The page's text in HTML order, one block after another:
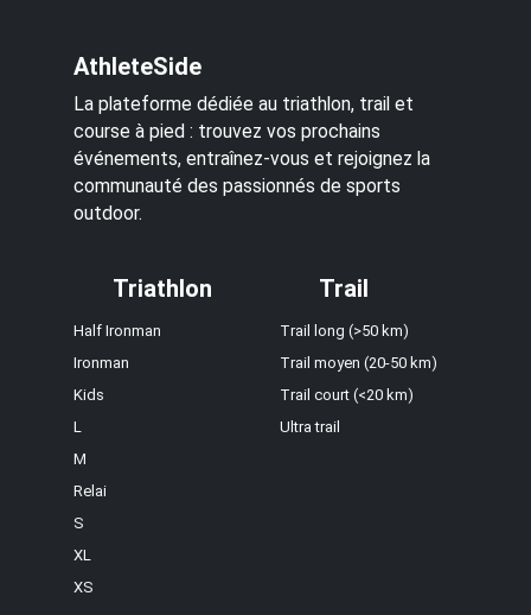
AthleteSide
La plateforme dédiée au triathlon, trail et
course à pied : trouvez vos prochains
événements, entraînez-vous et rejoignez la
communauté des passionnés de sports
outdoor.
Triathlon
Half Ironman
Ironman
Kids
L
M
Relai
S
XL
XS
Trail
Trail long (>50 km)
Trail moyen (20-50 km)
Trail court (<20 km)
Ultra trail